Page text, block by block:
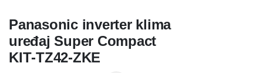
Panasonic inverter klima
uređaj Super Compact
KIT‑TZ42‑ZKE